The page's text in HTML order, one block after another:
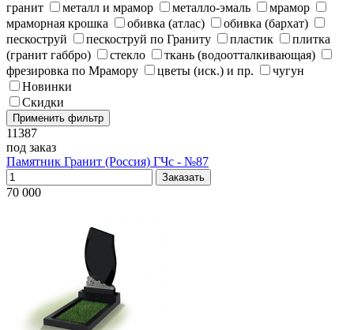
гранит
металл и мрамор металло-эмаль
мрамор
мраморная крошка
обивка (атлас)
обивка (бархат)
пескоструй
пескоструй по Граниту пластик
плитка
(гранит габбро)
стекло
ткань (водоотталкивающая)
фрезировка по Мрамору
цветы (иск.) и пр.
чугун
Новинки
Скидки
11387
под заказ
Памятник Гранит (Россия) ГЧс - №87
70 000